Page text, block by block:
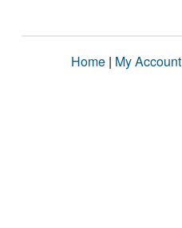
Home | My Account